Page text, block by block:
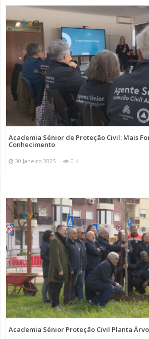
Academia Sénior de Proteção Civil: Mais
Conhecimento
30 Janeiro 2025 0 K
Academia Sénior Proteção Civil Planta